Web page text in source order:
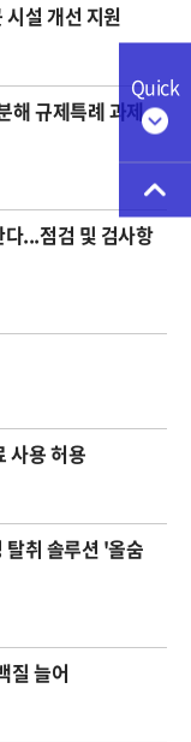
Quick
설 개선 지원
해 규제특례 과제
...점검 및 검사항
사용 허용
취 솔루션 '올숨
질 늘어